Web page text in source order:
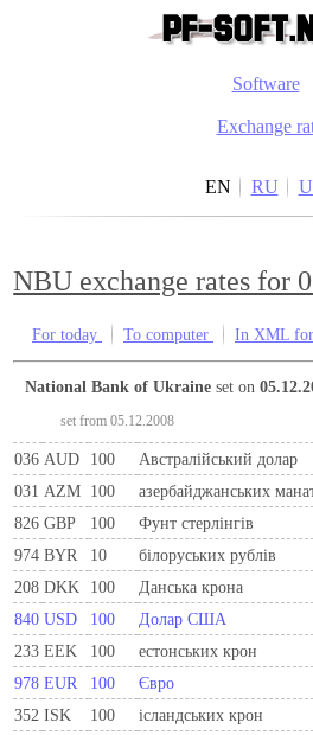
Software
Exchange
EN RU
NBU exchange rates for
For today To computer In XML
National Bank of Ukraine set on
set from 05.12.2008
036 AUD 100 Австралійський долар
031 AZM 100 азербайджанських
826 GBP 100 Фунт стерлінгів
974 BYR 10 білоруських рублів
208 DKK 100 Данська крона
840 USD 100 Долар США
233 EEK 100 естонських крон
978 EUR 100 Євро
352 ISK 100 ісландських крон